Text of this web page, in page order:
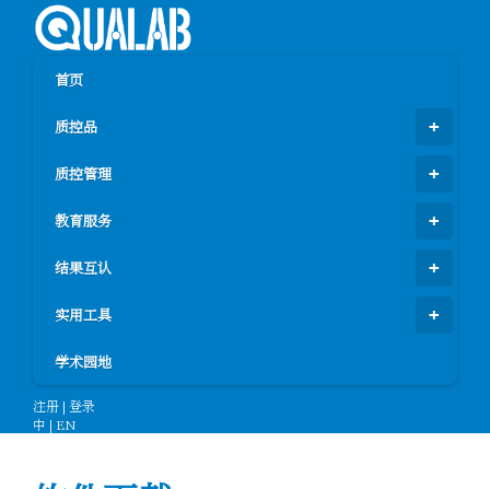
首页
质控品
质控管理
教育服务
结果互认
实用工具
学术园地
注册 | 登录
中 | EN